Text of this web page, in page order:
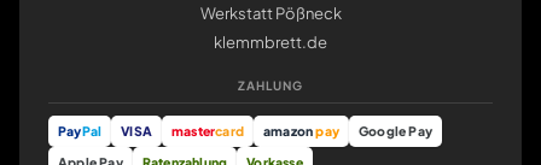
Werkstatt Pößneck
klemmbrett.de
ZAHLUNG
PayPal VISA mastercard amazonpay
Google Pay